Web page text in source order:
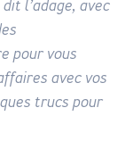
l’adage, avec
pour vous
avec vos
trucs pour